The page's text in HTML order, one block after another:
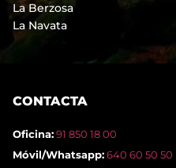
La Berzosa
La Navata
CONTACTA
Oficina:91 850 18 00
Móvil/Whatsapp:640 60 50 50